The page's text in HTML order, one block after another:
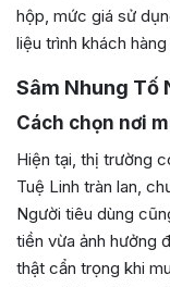
hộp, mức giá sử
liệu trình khách
Sâm Nhung Tố
Cách chọn nơi
Hiện tại, thị trường
Tuệ Linh tràn lan,
Người tiêu dùng
tiền vừa ảnh hưởng
thật cẩn trọng khi